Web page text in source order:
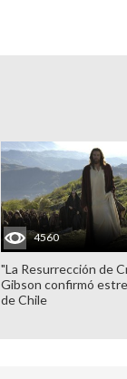
4560
"La Resurrección de
Gibson confirmó
de Chile